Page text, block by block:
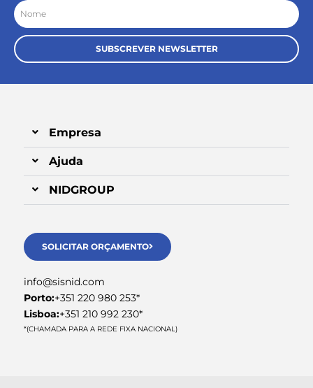
Nome
SUBSCREVER NEWSLETTER
Empresa
Ajuda
NIDGROUP
SOLICITAR ORÇAMENTO
info@sisnid.com
Porto:+351 220 980 253*
Lisboa:+351 210 992 230*
*(CHAMADA PARA A REDE FIXA NACIONAL)